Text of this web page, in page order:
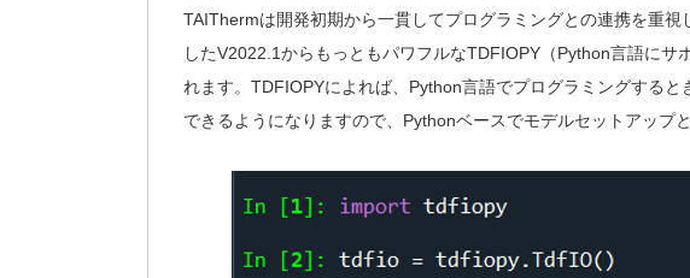
TAIThermは開発初期から一貫してプログラミングとの連携を重
したV2022.1からもっともパワフルなTDFIOPY（Python言語にサ
れます。TDFIOPYによれば、Python言語でプログラミングする
できるようになりますので、Pythonベースでモデルセットアップ